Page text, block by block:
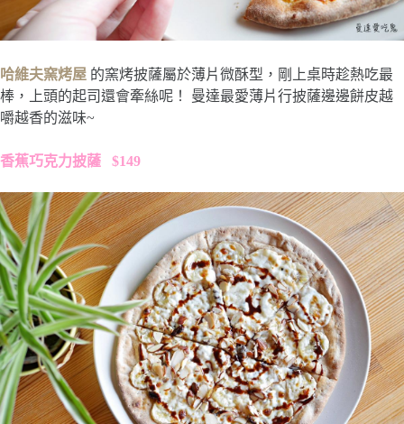
哈維夫窯烤屋 的窯烤披薩屬於薄片微酥型，剛上桌時趁熱吃最
棒，上頭的起司還會牽絲呢！ 曼達最愛薄片行披薩邊邊餅皮越
嚼越香的滋味~
香蕉巧克力披薩 $149